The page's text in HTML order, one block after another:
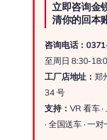
立即咨询金
清你的回本
咨询电话：
至周日 8:30-
工厂店地址： 郑
34 号
支持： VR 看车 ·
· 全国送车 · 一